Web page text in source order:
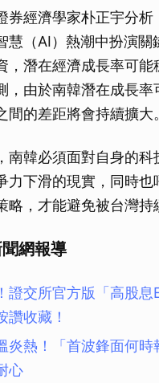
券經濟學家朴正宇分析
慧（AI）熱潮中扮演關
，潛在經濟成長率可能
，由於南韓潛在成長率
間的差距將會持續擴大。
南韓必須面對自身的科
力下滑的現實，同時也
略，才能避免被台灣持
網報導
證交所官方版「高股息
收藏！
炎熱！「首波鋒面何時
心